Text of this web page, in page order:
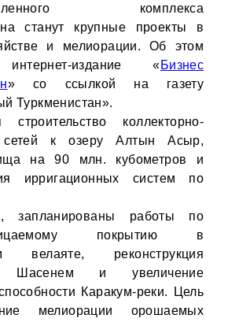
комплекса
станут крупные проекты в
и мелиорации. Об этом
издание «Бизнес
» со ссылкой на газету
Туркменистан».
строительство коллекторно-
сетей к озеру Алтын Асыр,
на 90 млн. кубометров и
ирригационных систем по
запланированы работы по
покрытию в
велаяте, реконструкция
Шасенем и увеличение
Каракум-реки. Цель
мелиорации орошаемых